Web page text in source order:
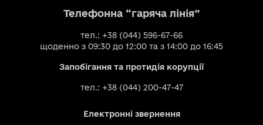
Телефонна “гаряча лінія”
тел.: +38 (044) 596-67-66
щоденно з 09:30 до 12:00 та з 14:00 до 16:45
Запобігання та протидія корупції
тел.: +38 (044) 200-47-47
Електронні звернення